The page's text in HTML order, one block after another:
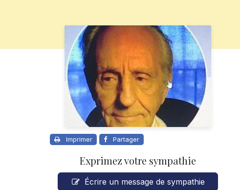
Imprimer Partager
Exprimez votre sympathie
Écrire un message de sympathie